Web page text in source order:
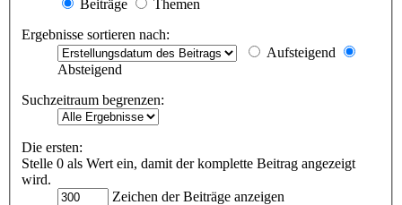
Beiträge
Themen
Ergebnisse sortieren nach:
Aufsteigend
Absteigend
Suchzeitraum begrenzen:
Die ersten:
Stelle 0 als Wert ein, damit der komplette Beitrag angezeigt
wird.
Zeichen der Beiträge anzeigen